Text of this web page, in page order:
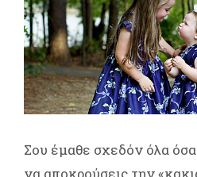
Σου έμαθε σχεδόν όλα
να αποκρούσεις την